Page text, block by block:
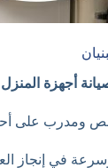
أجهزة المنزل
ومدرب على
وسرعة في إنجاز